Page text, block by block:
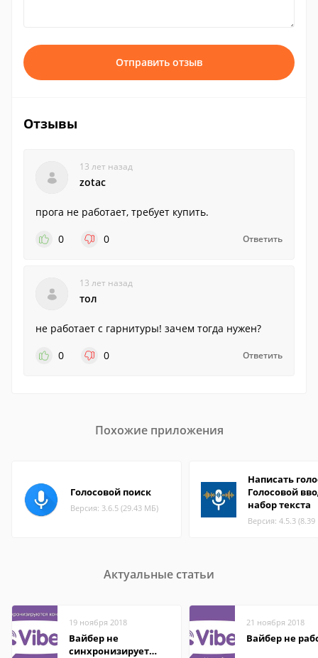
Отправить отзыв
Отзывы
13 лет назад
zotac
прога не работает, требует купить.
0
0 Ответить
13 лет назад
тол
не работает с гарнитуры! зачем тогда нужен?
0
0 Ответить
Похожие приложения
Голосовой поиск
Версия: 3.6.5 (29.43 МБ)
Написать
Голосовой
набор текста
Версия: 4.5.3
Актуальные статьи
19 ноября 2018
Вайбер не
синхронизирует
21 ноября 2018
Вайбер не